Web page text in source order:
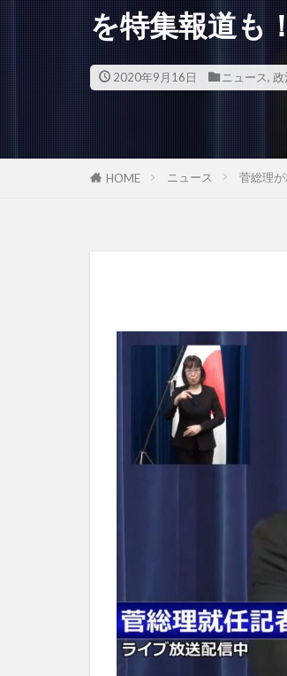
を特集報道も！
2020年9月16日 ニュース, 政
HOME ニュース 菅総理